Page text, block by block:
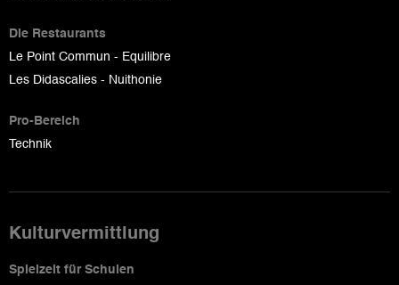
Die Restaurants
Le Point Commun - Equilibre
Les Didascalies - Nuithonie
Pro-Bereich
Technik
Kulturvermittlung
Spielzeit für Schulen